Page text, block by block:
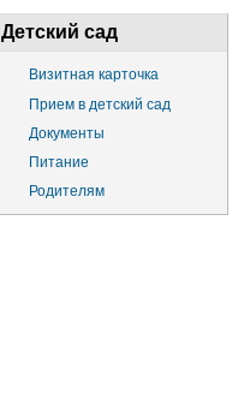
Детский сад
Визитная карточка
Прием в детский сад
Документы
Питание
Родителям